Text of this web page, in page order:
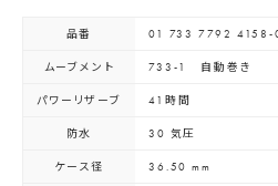
品番 01 733 7792 4158-
ムーブメント 733-1 自動巻き
パワーリザーブ 41時間
防水 30 気圧
ケース径 36.50 mm